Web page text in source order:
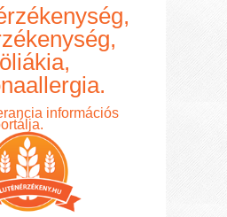
információs